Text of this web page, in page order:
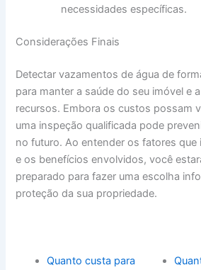
necessidades específicas.
Considerações Finais
Detectar vazamentos de água de
para manter a saúde do seu imóvel e
recursos. Embora os custos possam
uma inspeção qualificada pode
no futuro. Ao entender os fatores que
e os benefícios envolvidos, você
preparado para fazer uma escolha
proteção da sua propriedade.
Quanto custa para